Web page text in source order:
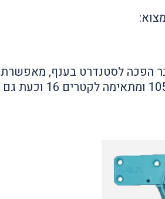
הפכה לסטנדרט בענף, מאפשרת